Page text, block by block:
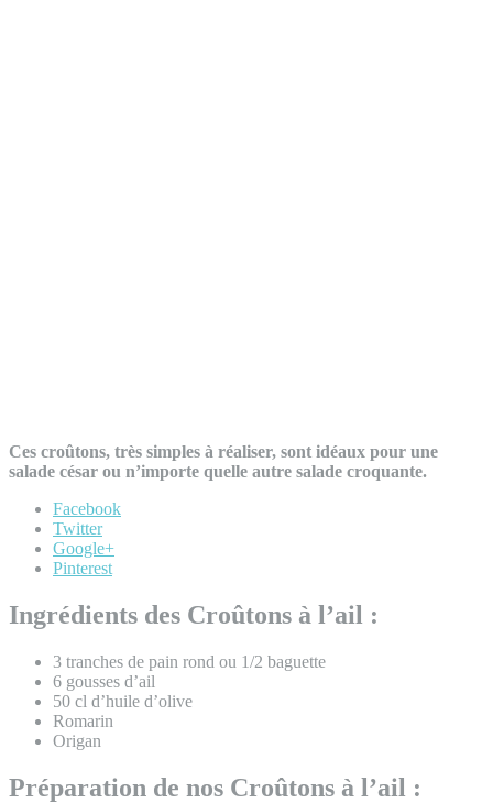
Ces croûtons, très simples à réaliser, sont idéaux pour une
salade césar ou n’importe quelle autre salade croquante.
Facebook
Twitter
Google+
Pinterest
Ingrédients des Croûtons à l’ail :
3 tranches de pain rond ou 1/2 baguette
6 gousses d’ail
50 cl d’huile d’olive
Romarin
Origan
Préparation de nos Croûtons à l’ail :